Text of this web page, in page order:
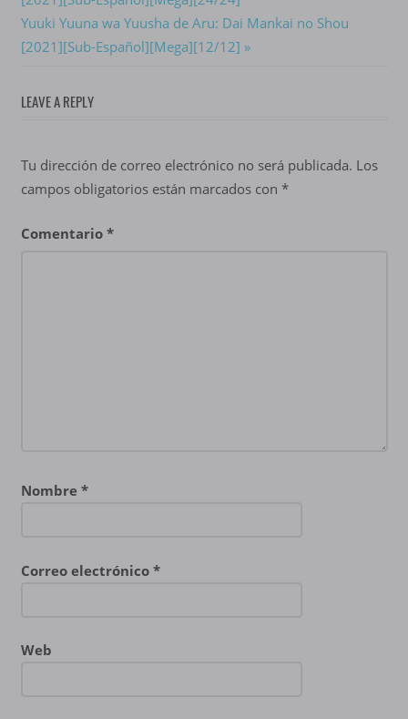
de
entradas
Next
Post:
Yuuki Yuuna wa Yuusha de Aru: Dai Mankai no Shou
[2021][Sub-Español][Mega][12/12]
LEAVE A REPLY
Tu dirección de correo electrónico no será publicada. Los
campos obligatorios están marcados con *
Comentario *
Nombre *
Correo electrónico *
Web